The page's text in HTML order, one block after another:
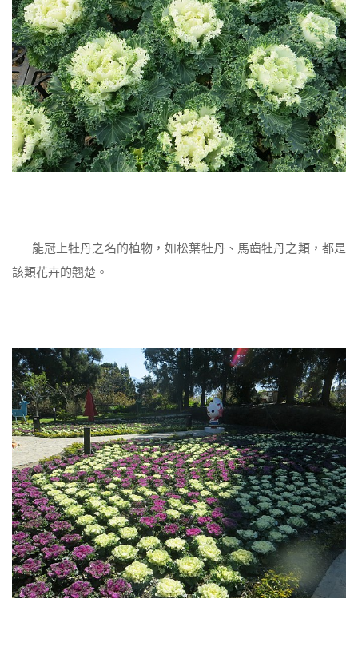
能冠上牡丹之名的植物，如松葉牡丹、馬齒牡丹之類，都是
該類花卉的翹楚。